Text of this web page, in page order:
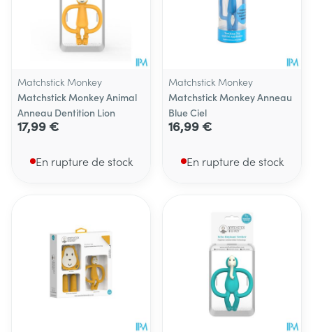
Matchstick Monkey
Matchstick Monkey Animal
Anneau Dentition Lion
17,99 €
En rupture de stock
Matchstick Monkey
Matchstick Monkey Anneau
Blue Ciel
16,99 €
En rupture de stock